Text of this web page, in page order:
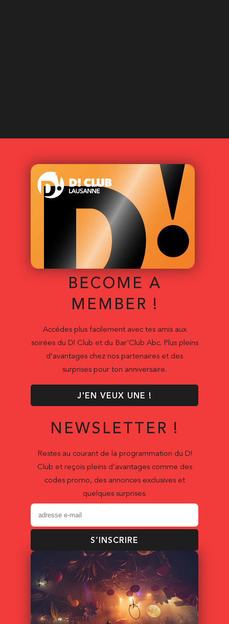
BECOME A
MEMBER !
Accédes plus facilement avec tes amis aux
soirées du D! Club et du Bar'Club Abc. Plus pleins
d’avantages chez nos partenaires et des
surprises pour ton anniversaire.
J'EN VEUX UNE !
NEWSLETTER !
Restes au courant de la programmation du D!
Club et reçois pleins d’avantages comme des
codes promo, des annonces exclusives et
quelques surprises.
S’INSCRIRE